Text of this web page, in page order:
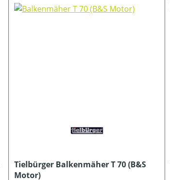
Tielbürger Balkenmäher T 70 (B&S
Motor)